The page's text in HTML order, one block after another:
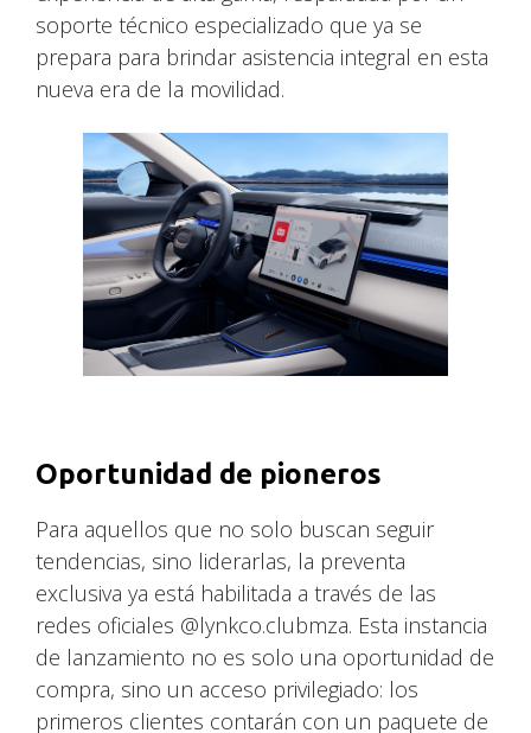
soporte técnico especializado que ya se
prepara para brindar asistencia integral en esta
nueva era de la movilidad.
Oportunidad de pioneros
Para aquellos que no solo buscan seguir
tendencias, sino liderarlas, la preventa
exclusiva ya está habilitada a través de las
redes oficiales @lynkco.clubmza. Esta instancia
de lanzamiento no es solo una oportunidad de
compra, sino un acceso privilegiado: los
primeros clientes contarán con un paquete de